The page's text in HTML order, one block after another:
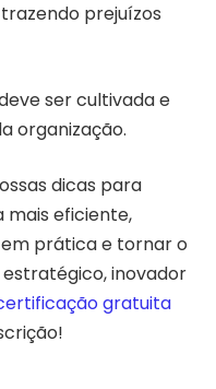
prejuízos
ser cultivada e
organização.
dicas para
mais eficiente,
prática e tornar o
inovador
gratuita